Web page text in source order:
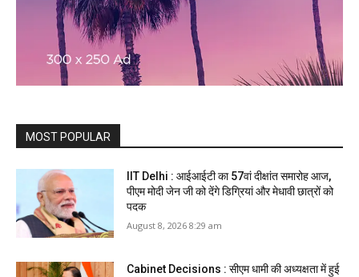
MOST POPULAR
IIT Delhi : आईआईटी का 57वां दीक्षांत समारोह आज,
पीएम मोदी जेन जी को देंगे डिग्रियां और मेधावी छात्रों को
पदक
August 8, 2026 8:29 am
Cabinet Decisions : सीएम धामी की अध्यक्षता में हुई